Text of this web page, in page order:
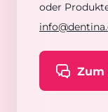
oder
Zum